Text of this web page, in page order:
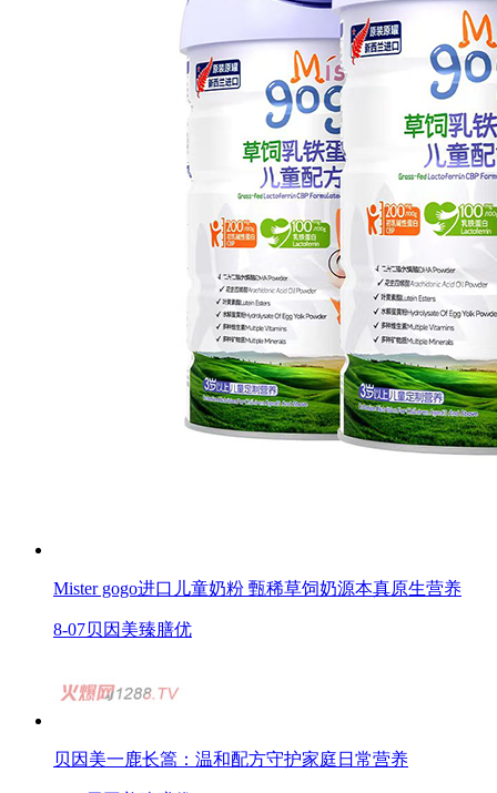
Mister gogo进口儿童奶粉 甄稀草饲奶源本真原生营养
8-07贝因美臻膳优